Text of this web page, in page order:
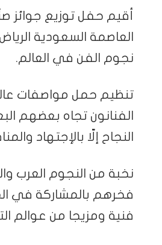
العاصمة السعودية
نجوم الفن في العالم.
تنظيم حمل مواصفات
الفنانون تجاه بعضهم
النجاح إلّا بالإجتهاد
نخبة من النجوم العرب
فخرهم بالمشاركة في
فنية ومزيجا من عوالم